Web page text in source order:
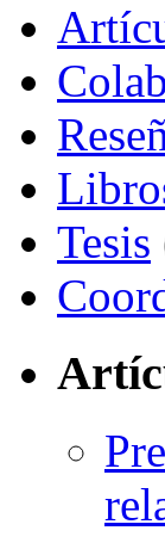
Tesis